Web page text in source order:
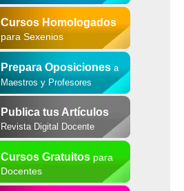
Cursos Homologados
para Sexenios
Prepara Oposiciones a
Maestros y Profesores
Publica tus Artículos
Revista Digital Docente
Cursos Gratuitospara
Docentes